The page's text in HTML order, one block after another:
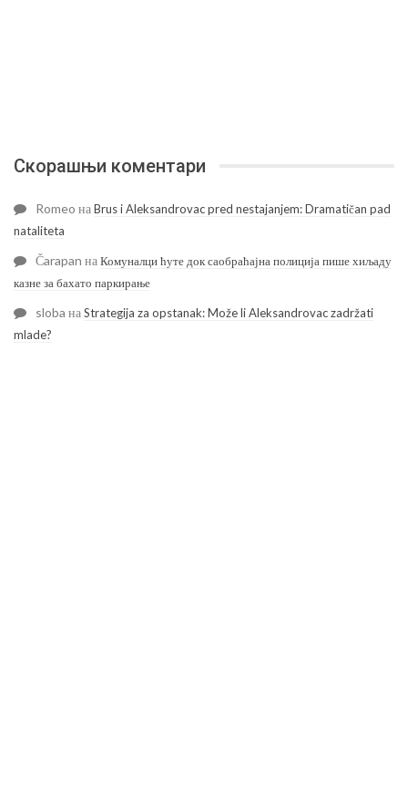
Скорашњи коментари
Romeo наBrus i Aleksandrovac pred nestajanjem: Dramatičan pad
nataliteta
Čarapan наКомуналци ћуте док саобраћајна полиција пише хиљаду
казне за бахато паркирање
sloba наStrategija za opstanak: Može li Aleksandrovac zadržati
mlade?